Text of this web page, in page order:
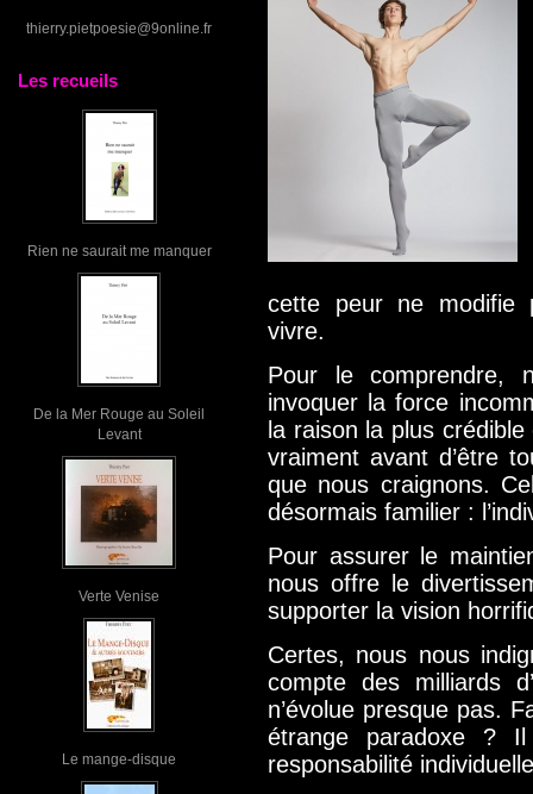
thierry.pietpoesie@9online.fr
Les recueils
Rien ne saurait me manquer
De la Mer Rouge au Soleil
Levant
Verte Venise
Le mange-disque
cette peur ne modifie
vivre.
Pour le comprendre,
invoquer la force
la raison la plus
vraiment avant d’être
que nous craignons.
désormais familier :
Pour assurer le
nous offre le
supporter la vision
Certes, nous nous
compte des milliards
n’évolue presque pas.
étrange paradoxe ?
responsabilité